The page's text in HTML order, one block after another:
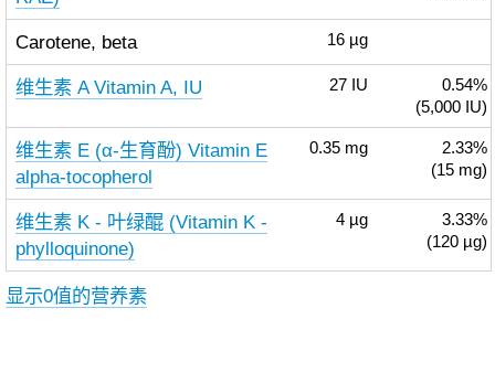
Carotene, beta 16 µg
维生素 A Vitamin A, IU 27 IU
0.54%
(5,000 IU)
维生素 E (α-生育酚) Vitamin E
alpha-tocopherol
0.35 mg
2.33%
(15 mg)
维生素 K - 叶绿醌 (Vitamin K -
phylloquinone)
4 µg
3.33%
(120 µg)
显示0值的营养素